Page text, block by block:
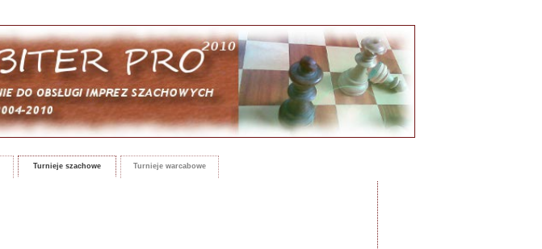
Turnieje szachowe Turnieje warcabowe